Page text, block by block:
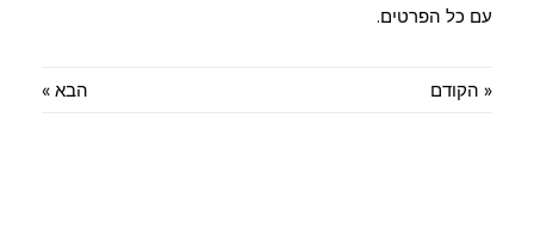
עם כל הפרטים.
« הקודם הבא »